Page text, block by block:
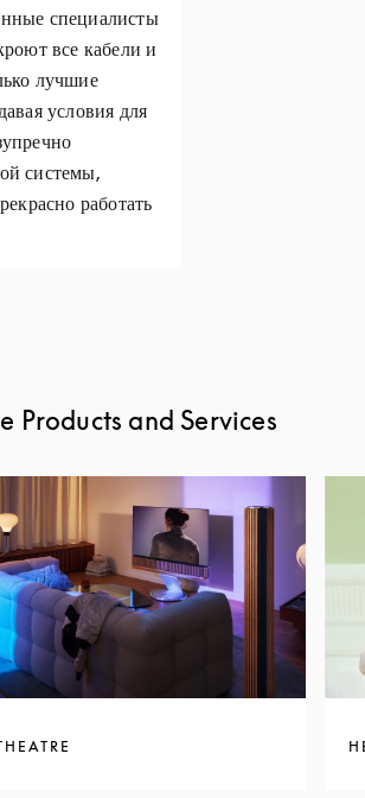
специалисты
все кабели и
лучшие
условия для
системы,
работать
Products and Services